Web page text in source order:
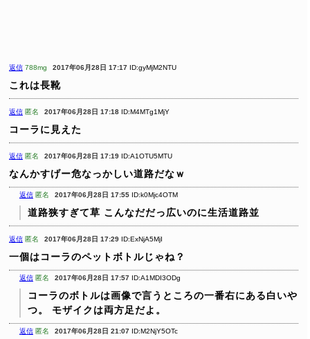
返信 788mg 2017年06月28日 17:17 ID:gyMjM2NTU
これは長靴
返信 匿名 2017年06月28日 17:18 ID:M4MTg1MjY
コーラに見えた
返信 匿名 2017年06月28日 17:19 ID:A1OTU5MTU
なんかすげー危なっかしい道路だなｗ
返信 匿名 2017年06月28日 17:55 ID:k0Mjc4OTM
道路狭すぎて草 こんなだだっ広いのに生活道路並
返信 匿名 2017年06月28日 17:29 ID:ExNjA5MjI
一個はコーラのペットボトルじゃね？
返信 匿名 2017年06月28日 17:57 ID:A1MDI3ODg
コーラのボトルは画像で言うところの一番右にある白いや
つ。
モザイクは両方足だよ。
返信 匿名 2017年06月28日 21:07 ID:M2NjY5OTc